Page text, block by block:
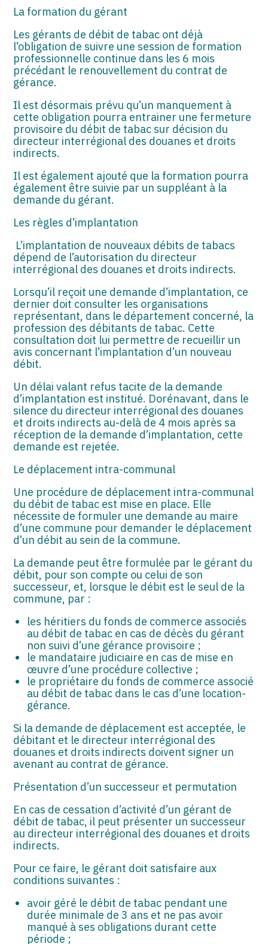
La formation du gérant
Les gérants de débit de tabac ont déjà
l’obligation de suivre une session de formation
professionnelle continue dans les 6 mois
précédant le renouvellement du contrat de
gérance.
Il est désormais prévu qu’un manquement à
cette obligation pourra entrainer une fermeture
provisoire du débit de tabac sur décision du
directeur interrégional des douanes et droits
indirects.
Il est également ajouté que la formation pourra
également être suivie par un suppléant à la
demande du gérant.
Les règles d’implantation
L’implantation de nouveaux débits de tabacs
dépend de l’autorisation du directeur
interrégional des douanes et droits indirects.
Lorsqu’il reçoit une demande d’implantation, ce
dernier doit consulter les organisations
représentant, dans le département concerné, la
profession des débitants de tabac. Cette
consultation doit lui permettre de recueillir un
avis concernant l’implantation d’un nouveau
débit.
Un délai valant refus tacite de la demande
d’implantation est institué. Dorénavant, dans le
silence du directeur interrégional des douanes
et droits indirects au-delà de 4 mois après sa
réception de la demande d’implantation, cette
demande est rejetée.
Le déplacement intra-communal
Une procédure de déplacement intra-communal
du débit de tabac est mise en place. Elle
nécessite de formuler une demande au maire
d’une commune pour demander le déplacement
d’un débit au sein de la commune.
La demande peut être formulée par le gérant du
débit, pour son compte ou celui de son
successeur, et, lorsque le débit est le seul de la
commune, par :
les héritiers du fonds de commerce associés
au débit de tabac en cas de décès du gérant
non suivi d’une gérance provisoire ;
le mandataire judiciaire en cas de mise en
œuvre d’une procédure collective ;
le propriétaire du fonds de commerce associé
au débit de tabac dans le cas d’une location-
gérance.
Si la demande de déplacement est acceptée, le
débitant et le directeur interrégional des
douanes et droits indirects doivent signer un
avenant au contrat de gérance.
Présentation d’un successeur et permutation
En cas de cessation d’activité d’un gérant de
débit de tabac, il peut présenter un successeur
au directeur interrégional des douanes et droits
indirects.
Pour ce faire, le gérant doit satisfaire aux
conditions suivantes :
avoir géré le débit de tabac pendant une
durée minimale de 3 ans et ne pas avoir
manqué à ses obligations durant cette
période ;